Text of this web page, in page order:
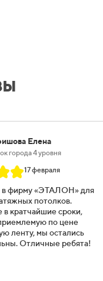
Елена
города 4 уровня
17 февраля
в фирму «ЭТАЛОН» для
потолков.
в кратчайшие сроки,
по цене
ленту, мы остались
Отличные ребята!